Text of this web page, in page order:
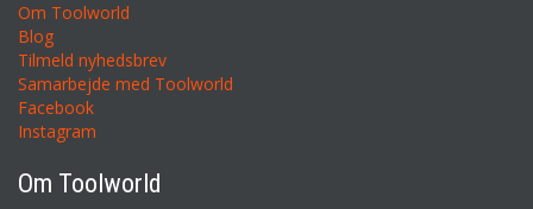
Om Toolworld
Blog
Tilmeld nyhedsbrev
Samarbejde med Toolworld
Facebook
Instagram
Om Toolworld